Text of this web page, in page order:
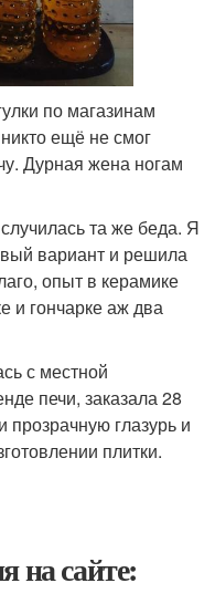
по магазинам
ещё не смог
Дурная жена ногам
та же беда. Я
вариант и решила
опыт в керамике
и гончарке аж два
с местной
печи, заказала 28
прозрачную глазурь и
плитки.
на сайте: